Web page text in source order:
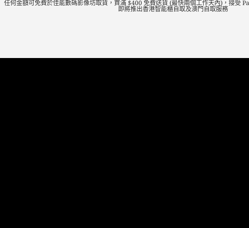
任何金額可免費於‍佳能數碼影像坊取貨，買滿 $400 免費送貨 (最快兩個工作天內)，接受
即將推出香港智能櫃自取及澳門自取服務